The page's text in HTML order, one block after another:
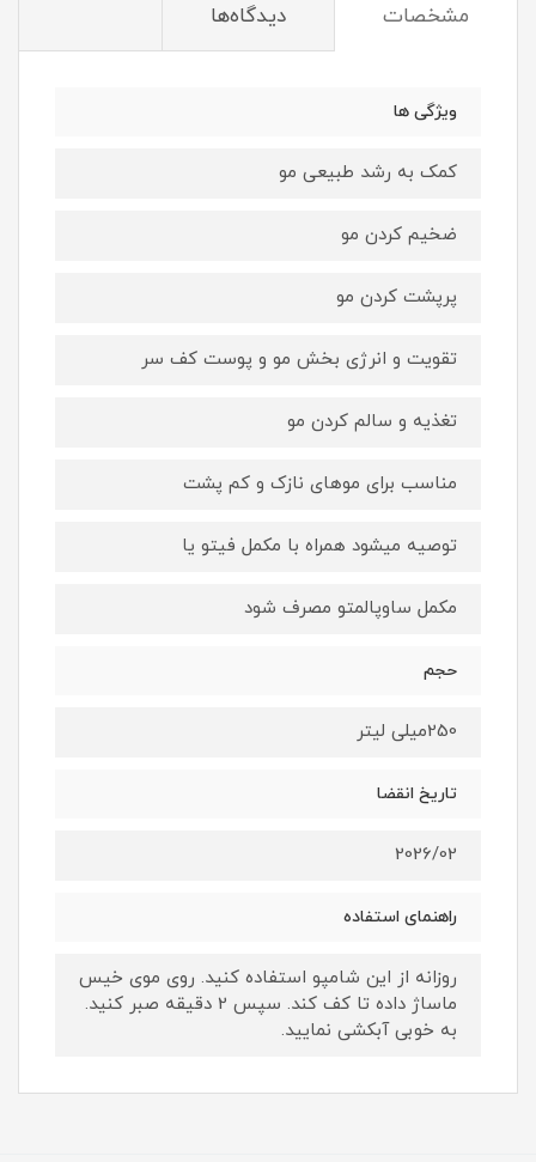
مشخصات دیدگاه‌ها
ویژگی ها
کمک به رشد طبیعی مو
ضخیم کردن مو
پرپشت کردن مو
تقویت و انرژی بخش مو و پوست کف سر
تغذیه و سالم کردن مو
مناسب برای موهای نازک و کم پشت
توصیه میشود همراه با مکمل فیتو یا
مکمل ساوپالمتو مصرف شود
حجم
250میلی لیتر
تاریخ انقضا
2026/02
راهنمای استفاده
روزانه از این شامپو استفاده کنید. روی موی خیس
ماساژ داده تا کف کند. سپس 2 دقیقه صبر کنید.
به خوبی آبکشی نمایید.